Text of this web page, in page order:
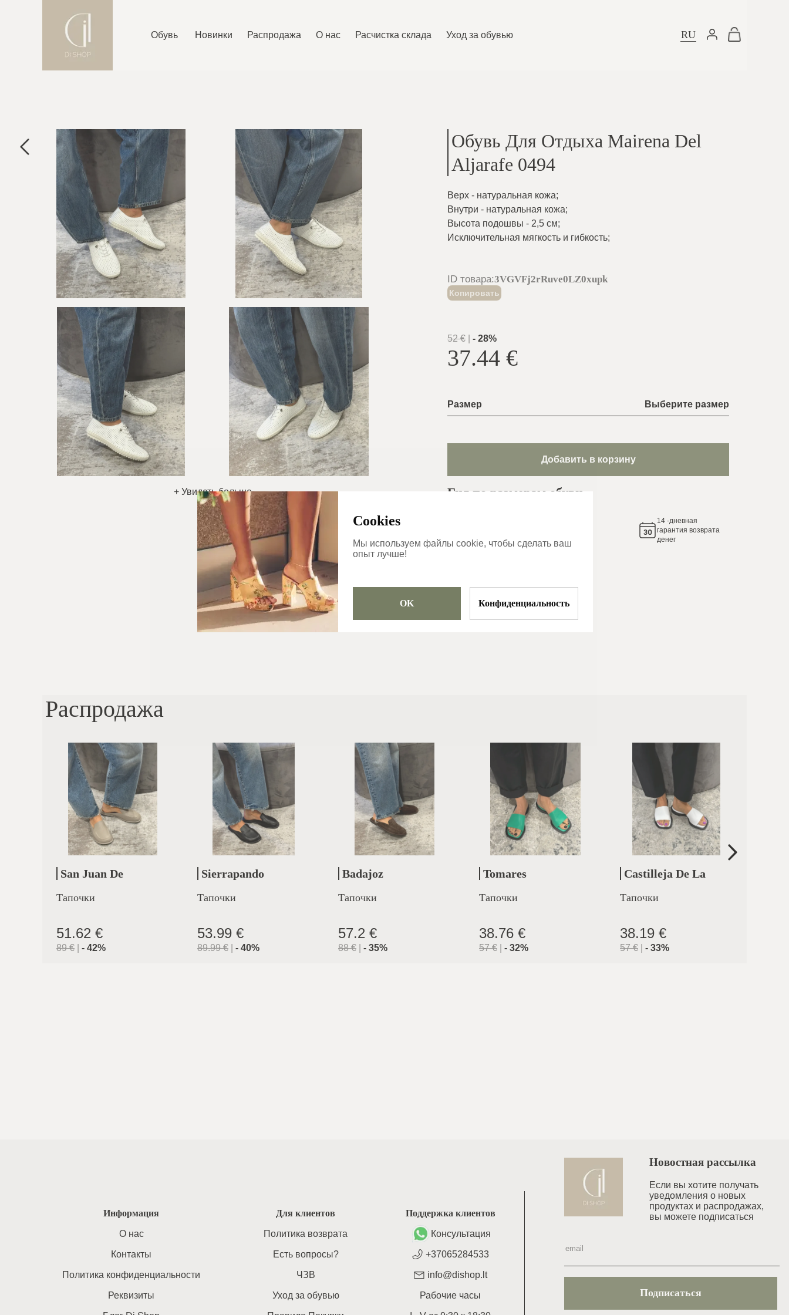
Cookies
Мы используем файлы cookie, чтобы сделать ваш
опыт лучше!
OK Конфиденциальность
Обувь Новинки Распродажа O нас Расчистка склада Уход за обувью RU
+ Увидеть больше
Обувь Для Отдыха Mairena Del
Aljarafe 0494
Верх - натуральная кожа;
Внутри - натуральная кожа;
Высота подошвы - 2,5 см;
Исключительная мягкость и гибкость;
ID товара:3VGVFj2rRuve0LZ0xupk
Копировать
52€ - 28%
37.44 €
Размер Выберите размер
Добавить в корзину
Гид по размерам обуви
день
14 -дневная
гарантия возврата
денег
Распродажа
San Juan De
Тапочки
51.62 €
89€ - 42%
Sierrapando
Тапочки
53.99 €
89.99€ - 40%
Badajoz
Тапочки
57.2 €
88€ - 35%
Tomares
Тапочки
38.76 €
57€ - 32%
Castilleja De La
Тапочки
38.19 €
57€ - 33%
Информация
O нас
Контакты
Политика конфиденциальности
Реквизиты
Для клиентов
Политика возврата
Есть вопросы?
ЧЗВ
Уход за обувью
Поддержка клиентов
Консультация
+37065284533
info@dishop.lt
Рабочие часы
Новостная рассылка
Если вы хотите получать
уведомления o новых
продуктах и распродажах,
вы можете подписаться
Подписаться